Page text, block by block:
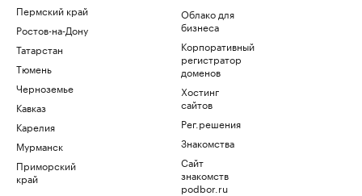
Пермский край
Ростов-на-Дону
Татарстан
Тюмень
Черноземье
Кавказ
Карелия
Мурманск
Приморский
край
Облако для
бизнеса
Корпоративный
регистратор
доменов
Хостинг
сайтов
Рег.решения
Знакомства
Сайт
знакомств
podbor.ru